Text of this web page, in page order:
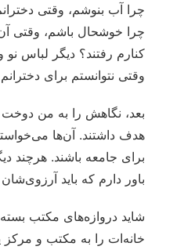
چرا آب بنوشم، وقتی
چرا خوشحال باشم، وقتی
کنارم رفتند؟ دیگر لباس نو
وقتی نتوانستم برای
بعد، نگاهش را به من
هدف داشتند. آن‌ها
برای جامعه باشند. هرچند
باور دارم که باید
شاید دروازه‌های مکتب بسته
خانه‌ات را به مکتب و مرکز